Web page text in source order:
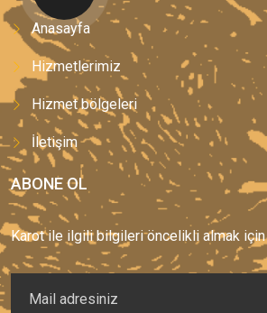
Anasayfa
Hizmetlerimiz
Hizmet bölgeleri
İletişim
ABONE OL
Karot ile ilgili bilgileri öncelikli almak